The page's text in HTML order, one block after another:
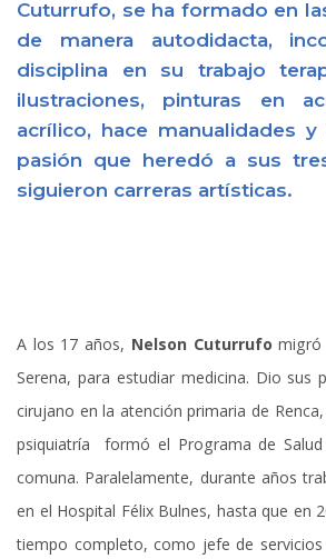
Cuturrufo, se ha formado en
de manera autodidacta,
disciplina en su trabajo
ilustraciones, pinturas en
acrílico, hace manualidades y
pasión que heredó a sus
siguieron carreras artísticas.
A los 17 años, Nelson Cuturrufo migró
Serena, para estudiar medicina. Dio sus
cirujano en la atención primaria de
psiquiatría formó el Programa de
comuna. Paralelamente, durante años
en el Hospital Félix Bulnes, hasta que en
tiempo completo, como jefe de servicios